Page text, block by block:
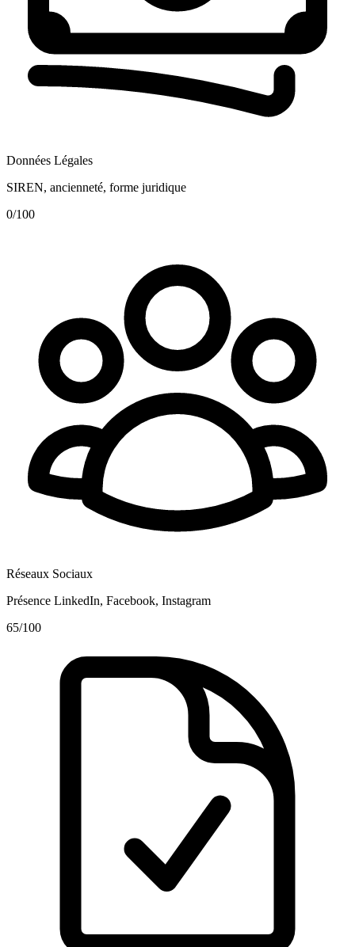
Données Légales
SIREN, ancienneté, forme juridique
0/100
Réseaux Sociaux
Présence LinkedIn, Facebook, Instagram
65/100